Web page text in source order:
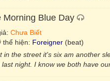
Morning Blue Day
Chưa Biết
thể hiện: Foreigner (beat)
in the street it's six am another
last night. I know we both have